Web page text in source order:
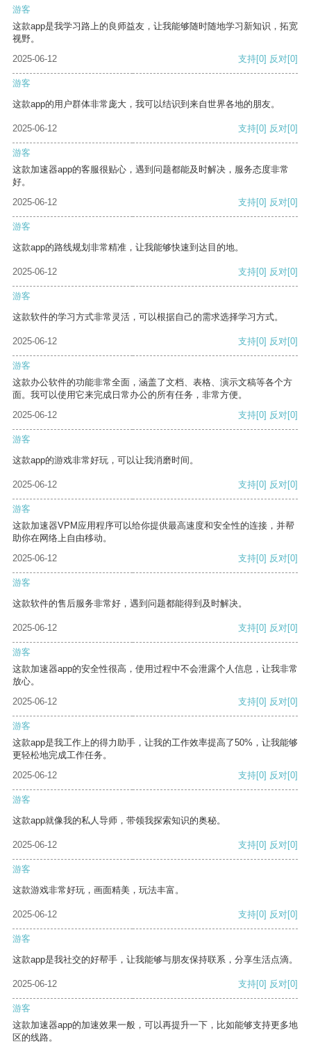
游客
这款app是我学习路上的良师益友，让我能够随时随地学习新知识，拓宽
视野。
2025-06-12
支持[0] 反对[0]
游客
这款app的用户群体非常庞大，我可以结识到来自世界各地的朋友。
2025-06-12 支持[0] 反对[0]
游客
这款加速器app的客服很贴心，遇到问题都能及时解决，服务态度非常
好。
2025-06-12
支持[0] 反对[0]
游客
这款app的路线规划非常精准，让我能够快速到达目的地。
2025-06-12 支持[0] 反对[0]
游客
这款软件的学习方式非常灵活，可以根据自己的需求选择学习方式。
2025-06-12 支持[0] 反对[0]
游客
这款办公软件的功能非常全面，涵盖了文档、表格、演示文稿等各个方
面。我可以使用它来完成日常办公的所有任务，非常方便。
2025-06-12
支持[0] 反对[0]
游客
这款app的游戏非常好玩，可以让我消磨时间。
2025-06-12 支持[0] 反对[0]
游客
这款加速器VPM应用程序可以给你提供最高速度和安全性的连接，并帮
助你在网络上自由移动。
2025-06-12
支持[0] 反对[0]
游客
这款软件的售后服务非常好，遇到问题都能得到及时解决。
2025-06-12 支持[0] 反对[0]
游客
这款加速器app的安全性很高，使用过程中不会泄露个人信息，让我非常
放心。
2025-06-12
支持[0] 反对[0]
游客
这款app是我工作上的得力助手，让我的工作效率提高了50%，让我能够
更轻松地完成工作任务。
2025-06-12
支持[0] 反对[0]
游客
这款app就像我的私人导师，带领我探索知识的奥秘。
2025-06-12 支持[0] 反对[0]
游客
这款游戏非常好玩，画面精美，玩法丰富。
2025-06-12 支持[0] 反对[0]
游客
这款app是我社交的好帮手，让我能够与朋友保持联系，分享生活点滴。
2025-06-12 支持[0] 反对[0]
游客
这款加速器app的加速效果一般，可以再提升一下，比如能够支持更多地
区的线路。